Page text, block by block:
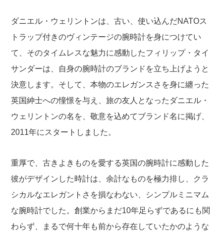
ダニエル・ウェリントンは、古い、使い込んだNATOス
トラップ付きのヴィンテージの腕時計を身につけてい
て、そのタイムレスな魅力に感動したフィリップ・タイ
サンダーは、自身の腕時計のブランドを立ち上げようと
決意します。そして、本物のエレガンスさを身に纏った
英国紳士への憧憬を与え、旅の友人となったダニエル・
ウェリントンの名を、敬意を込めてブランド名に掲げ、
2011年にスタートしました。
重厚で、古きよきものを愛する英国の腕時計に感動した
彼がデザインした時計は、余計なものを極力排し、クラ
シカルなエレガントさを損なわない、シンプルミニマム
な腕時計でした。創業からまだ10年足らずであるにも関
わらず、まるで何十年も前から存在していたかのような